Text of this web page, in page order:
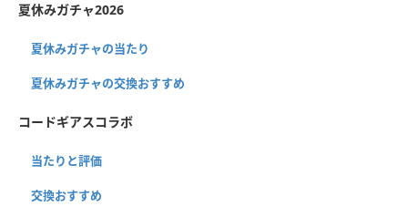
夏休みガチャ2026
夏休みガチャの当たり
夏休みガチャの交換おすすめ
コードギアスコラボ
当たりと評価
交換おすすめ